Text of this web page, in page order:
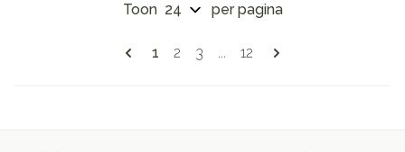
Pagina's
U lees momenteel pagina
1 Pagina
2 Pagina
3 ... Pagina
12
Toon per pagina